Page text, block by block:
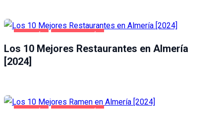
Los 10 Mejores Restaurantes en Almería
[2024]